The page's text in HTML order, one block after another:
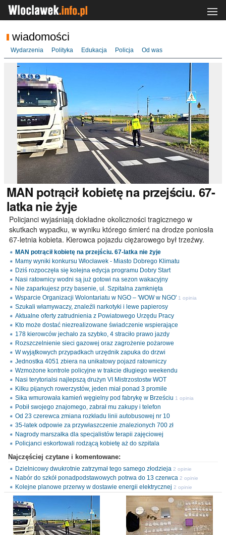
wiadomości
Wydarzenia Polityka Edukacja Policja Od was
MAN potrącił kobietę na przejściu. 67-
latka nie żyje
Policjanci wyjaśniają dokładne okoliczności tragicznego w
skutkach wypadku, w wyniku którego śmierć na drodze poniosła
67-letnia kobieta. Kierowca pojazdu ciężarowego był trzeźwy.
MAN potrącił kobietę na przejściu. 67-latka nie żyje
Mamy wyniki konkursu Włocławek - Miasto Dobrego Klimatu
Dziś rozpoczęła się kolejna edycja programu Dobry Start
Nasi ratownicy wodni są już gotowi na sezon wakacyjny
Nie zaparkujesz przy basenie, ul. Szpitalna zamknięta
Wsparcie Organizacji Wolontariatu w NGO – 'WOW w NGO' 1 opinia
Szukali włamywaczy, znaleźli narkotyki i lewe papierosy
Aktualne oferty zatrudnienia z Powiatowego Urzędu Pracy
Kto może dostać niezrealizowane świadczenie wspierające
178 kierowców jechało za szybko, 4 straciło prawo jazdy
Rozszczelnienie sieci gazowej oraz zagrożenie pożarowe
W wyjątkowych przypadkach urzędnik zapuka do drzwi
Jednostka 4051 zbiera na unikatowy pojazd ratowniczy
Wzmożone kontrole policyjne w trakcie długiego weekendu
Nasi terytorialsi najlepszą drużyn VI Mistrzostostw WOT
Kilku pijanych rowerzystów, jeden miał ponad 3 promile
Sika wmurowała kamień węgielny pod fabrykę w Brześciu 1 opinia
Pobił swojego znajomego, zabrał mu zakupy i telefon
Od 23 czerewca zmiana rozkładu linii autobusowej nr 10
35-latek odpowie za przywłaszczenie znalezionych 700 zł
Nagrody marszałka dla specjalistów terapii zajęciowej
Policjanci eskortowali rodzącą kobietę aż do szpitala
Najczęściej czytane i komentowane:
Dzielnicowy dwukrotnie zatrzymał tego samego złodzieja 2 opinie
Nabór do szkół ponadpodstawowych potrwa do 13 czerwca 2 opinie
Kolejne planowe przerwy w dostawie energii elektrycznej 2 opinie